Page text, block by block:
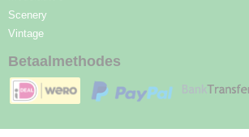
Scenery
Vintage
Betaalmethodes